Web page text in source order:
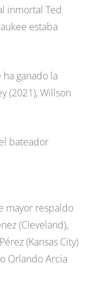
inmortal Ted
estaba
ganado la
(2021), Willson
bateador
mayor respaldo
(Cleveland),
(Kansas City)
Orlando Arcia